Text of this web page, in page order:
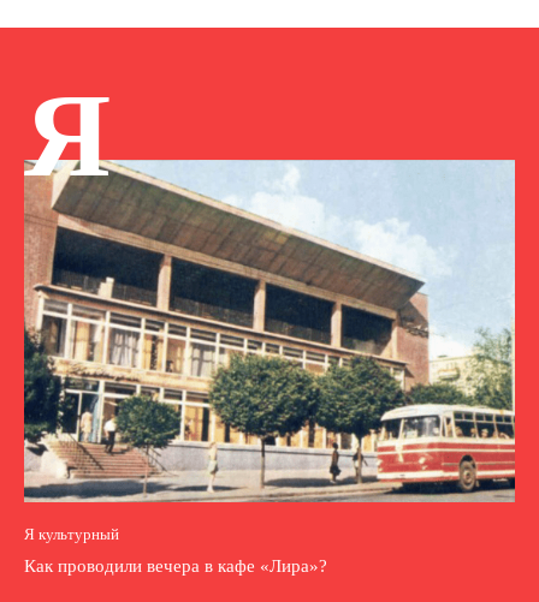
Я
Я культурный
Как проводили вечера в кафе «Лира»?